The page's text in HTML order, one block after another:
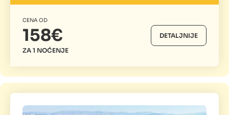
CENA OD
158€
ZA 1 NOĆENJE
DETALJNIJE